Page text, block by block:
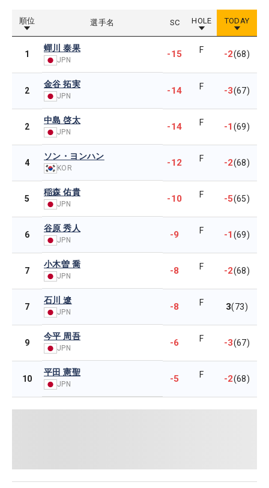
順位 選手名 SC HOLE TODAY
1
蟬川 泰果
JPN
-15 F -2(68)
2
金谷 拓実
JPN -14 F -3(67)
2
中島 啓太
JPN -14 F -1(69)
4
ソン・ヨンハン
KOR -12 F -2(68)
5
稲森 佑貴
JPN -10 F -5(65)
6
谷原 秀人
JPN -9 F -1(69)
7
小木曽 喬
JPN -8 F -2(68)
7
石川 遼
JPN -8 F 3(73)
9
今平 周吾
JPN -6 F -3(67)
10
平田 憲聖
JPN -5 F -2(68)